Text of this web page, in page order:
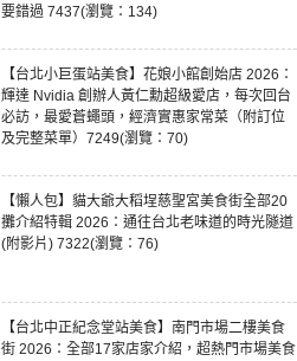
要錯過 7437(瀏覽：134)
【台北小巨蛋站美食】花娘小館創始店 2026：
輝達 Nvidia 創辦人黃仁勳超級愛店，每次回台
必訪，最愛蒼蠅頭，經濟實惠家常菜（附訂位
及完整菜單）7249(瀏覽：70)
【懶人包】貓大爺大稻埕慈聖宮美食街全部20
攤介紹特輯 2026：通往台北老味道的時光隧道
(附影片) 7322(瀏覽：76)
【台北中正紀念堂站美食】南門市場二樓美食
街 2026：全部17家店家介紹，超熱門市場美食